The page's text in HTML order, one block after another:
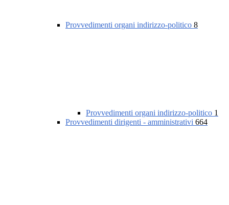
Provvedimenti organi indirizzo-politico 8
Provvedimenti organi indirizzo-politico 1
Provvedimenti dirigenti - amministrativi 664